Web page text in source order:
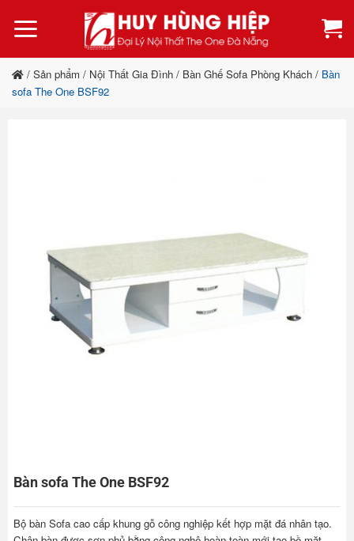
qua
dung
/ Sản phẩm / Nội Thất Gia Đình / Bàn Ghế Sofa Phòng Khách / Bàn
sofa The One BSF92
Bàn sofa The One BSF92
Bộ bàn Sofa cao cấp khung gỗ công nghiệp kết hợp mặt đá nhân tạo.